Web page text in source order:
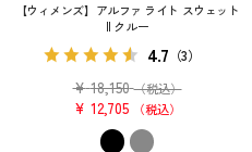
【ウィメンズ】アルファ ライト スウェット
II クルー
4.7 （3）
¥ 18,150 （税込）
¥ 12,705 税込